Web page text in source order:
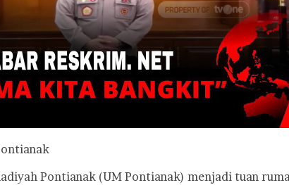
Pontianak (UM Pontianak) menjadi tuan